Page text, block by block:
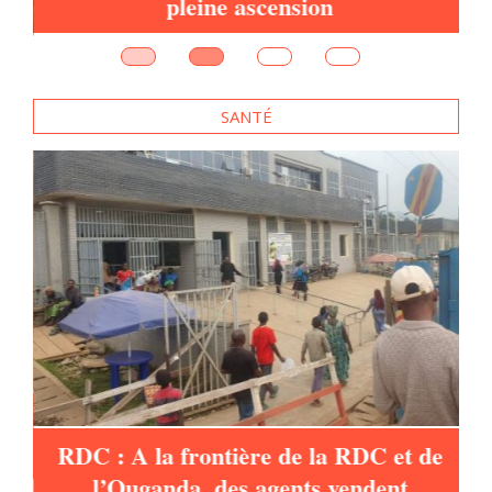
SANTÉ
RDC : A la frontière de la RDC et de